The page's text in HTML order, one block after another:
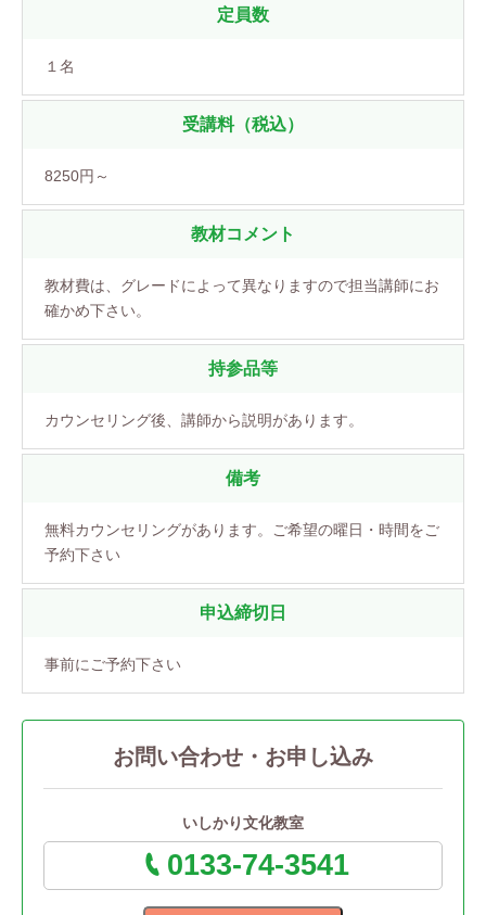
定員数
１名
受講料（税込）
8250円～
教材コメント
教材費は、グレードによって異なりますので担当講師にお
確かめ下さい。
持参品等
カウンセリング後、講師から説明があります。
備考
無料カウンセリングがあります。ご希望の曜日・時間をご
予約下さい
申込締切日
事前にご予約下さい
お問い合わせ・お申し込み
いしかり文化教室
0133-74-3541